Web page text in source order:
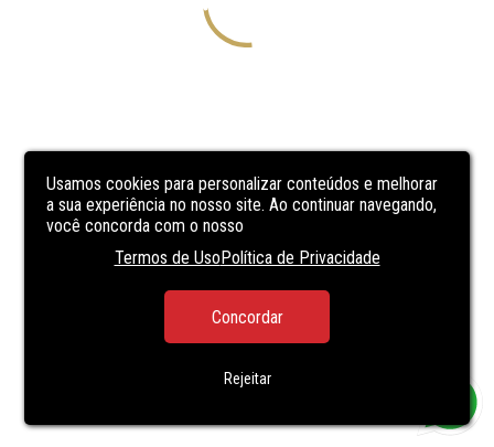
Usamos cookies para personalizar conteúdos e melhorar
a sua experiência no nosso site. Ao continuar navegando,
você concorda com o nosso
Termos de UsoPolítica de Privacidade
Concordar
Rejeitar